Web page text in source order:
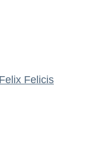
Felicis